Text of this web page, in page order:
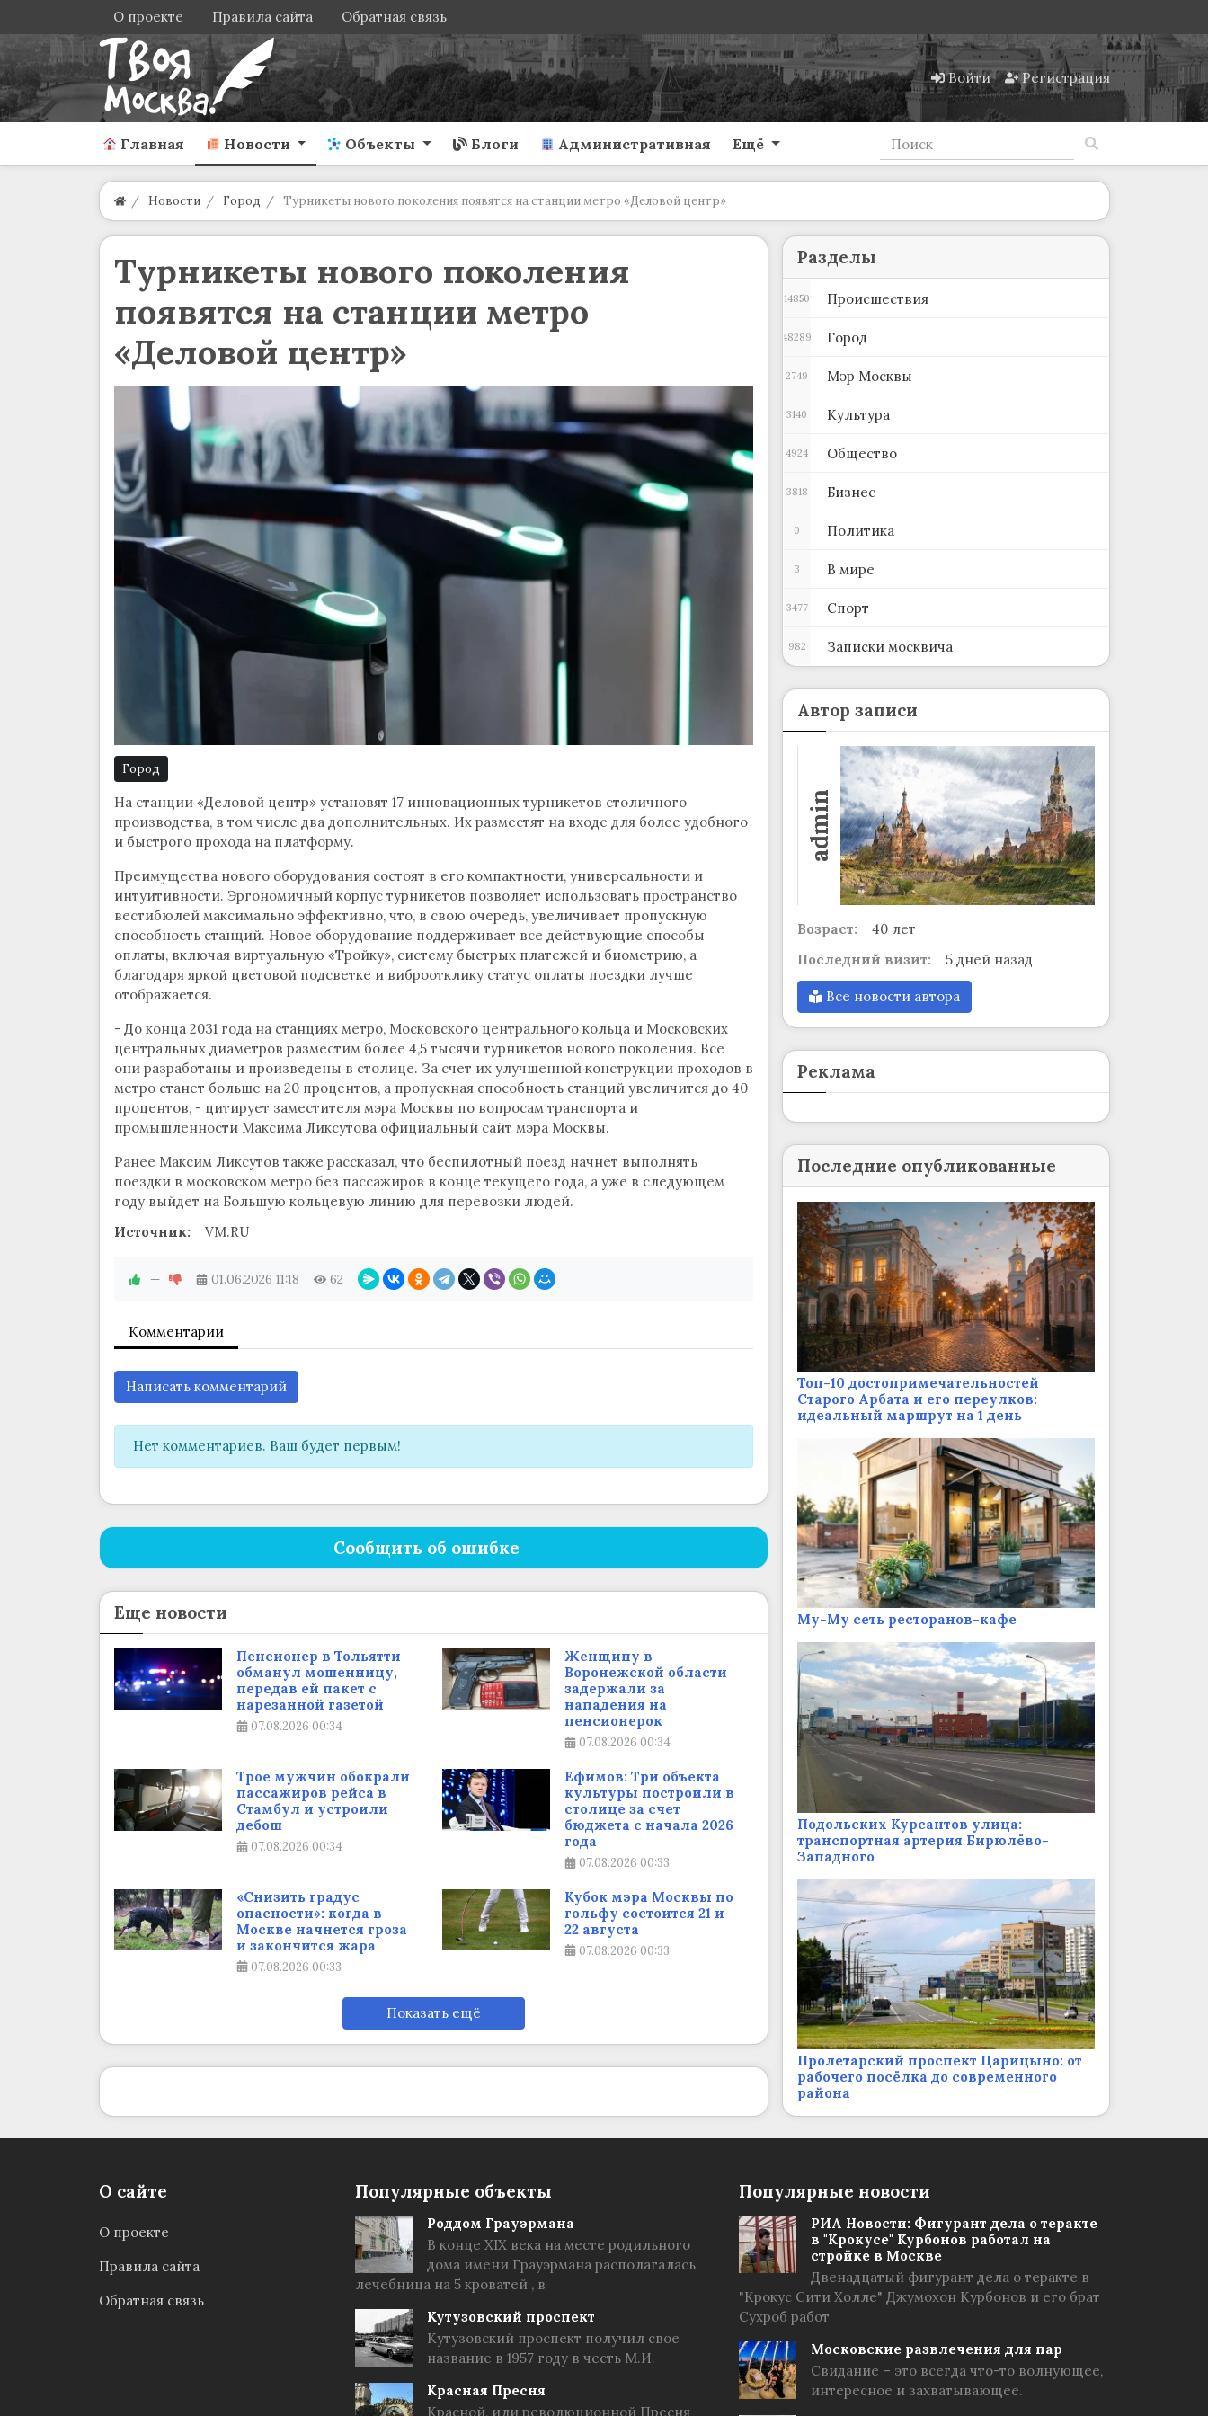
О проекте Правила сайта Обратная связь
Войти Регистрация
Главная Новости Объекты Блоги Административная Ещё
Новости Город Турникеты нового поколения появятся на станции метро «Деловой центр»
Турникеты нового поколения
появятся на станции метро
«Деловой центр»
Город
На станции «Деловой центр» установят 17 инновационных турникетов столичного
производства, в том числе два дополнительных. Их разместят на входе для более удобного
и быстрого прохода на платформу.
Преимущества нового оборудования состоят в его компактности, универсальности и
интуитивности. Эргономичный корпус турникетов позволяет использовать пространство
вестибюлей максимально эффективно, что, в свою очередь, увеличивает пропускную
способность станций. Новое оборудование поддерживает все действующие способы
оплаты, включая виртуальную «Тройку», систему быстрых платежей и биометрию, а
благодаря яркой цветовой подсветке и виброотклику статус оплаты поездки лучше
отображается.
- До конца 2031 года на станциях метро, Московского центрального кольца и Московских
центральных диаметров разместим более 4,5 тысячи турникетов нового поколения. Все
они разработаны и произведены в столице. За счет их улучшенной конструкции проходов в
метро станет больше на 20 процентов, а пропускная способность станций увеличится до 40
процентов, - цитирует заместителя мэра Москвы по вопросам транспорта и
промышленности Максима Ликсутова официальный сайт мэра Москвы.
Ранее Максим Ликсутов также рассказал, что беспилотный поезд начнет выполнять
поездки в московском метро без пассажиров в конце текущего года, а уже в следующем
году выйдет на Большую кольцевую линию для перевозки людей.
Источник:
VM.RU
— 01.06.2026 11:18 62
Комментарии
Написать комментарий
Нет комментариев. Ваш будет первым!
Сообщить об ошибке
Еще новости
Пенсионер в Тольятти
обманул мошенницу,
передав ей пакет с
нарезанной газетой
07.08.2026 00:34
Женщину в
Воронежской области
задержали за
нападения на
пенсионерок
07.08.2026 00:34
Трое мужчин обокрали
пассажиров рейса в
Стамбул и устроили
дебош
07.08.2026 00:34
Ефимов: Три объекта
культуры построили в
столице за счет
бюджета с начала 2026
года
07.08.2026 00:33
«Снизить градус
опасности»: когда в
Москве начнется гроза
и закончится жара
07.08.2026 00:33
Кубок мэра Москвы по
гольфу состоится 21 и
22 августа
07.08.2026 00:33
Показать ещё
Разделы
Происшествия
14850
Город
48289
Мэр Москвы
2749
Культура
3140
Общество
4924
Бизнес
3818
Политика
0
В мире
3
Спорт
3477
Записки москвича
982
Автор записи
admin
Возраст:
40 лет
Последний визит:
5 дней назад
Все новости автора
Реклама
Последние опубликованные
Топ-10 достопримечательностей
Старого Арбата и его переулков:
идеальный маршрут на 1 день
Му-Му сеть ресторанов-кафе
Подольских Курсантов улица:
транспортная артерия Бирюлёво-
Западного
Пролетарский проспект Царицыно: от
рабочего посёлка до современного
района
О сайте
О проекте
Правила сайта
Обратная связь
Популярные объекты
Роддом Грауэрмана
В конце XIX века на месте родильного
дома имени Грауэрмана располагалась
лечебница на 5 кроватей , в
Кутузовский проспект
Кутузовский проспект получил свое
название в 1957 году в честь М.И.
Красная Пресня
Красной, или революционной Пресня
Популярные новости
РИА Новости: Фигурант дела о теракте
в "Крокусе" Курбонов работал на
стройке в Москве
Двенадцатый фигурант дела о теракте в
"Крокус Сити Холле" Джумохон Курбонов и его брат
Сухроб работ
Московские развлечения для пар
Свидание – это всегда что-то волнующее,
интересное и захватывающее.